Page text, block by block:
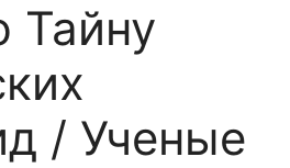
Тайну
/ Ученые